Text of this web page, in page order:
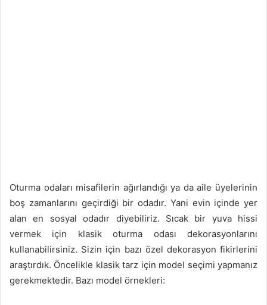
Oturma odaları misafilerin ağırlandığı ya da aile üyelerinin
boş zamanlarını geçirdiği bir odadır. Yani evin içinde yer
alan en sosyal odadır diyebiliriz. Sıcak bir yuva hissi
vermek için klasik oturma odası dekorasyonlarını
kullanabilirsiniz. Sizin için bazı özel dekorasyon fikirlerini
araştırdık. Öncelikle klasik tarz için model seçimi yapmanız
gerekmektedir. Bazı model örnekleri: